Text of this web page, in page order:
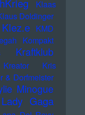
Klaas
Doldinger
Klez.e KMD
Kompakt
Kraftklub
Kreator
Kris
& Dorfmeister
Minogue
Lady Gaga